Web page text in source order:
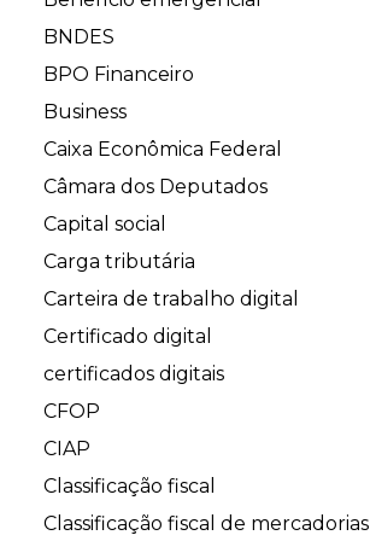
BNDES
BPO Financeiro
Business
Caixa Econômica Federal
Câmara dos Deputados
Capital social
Carga tributária
Carteira de trabalho digital
Certificado digital
certificados digitais
CFOP
CIAP
Classificação fiscal
Classificação fiscal de mercadorias